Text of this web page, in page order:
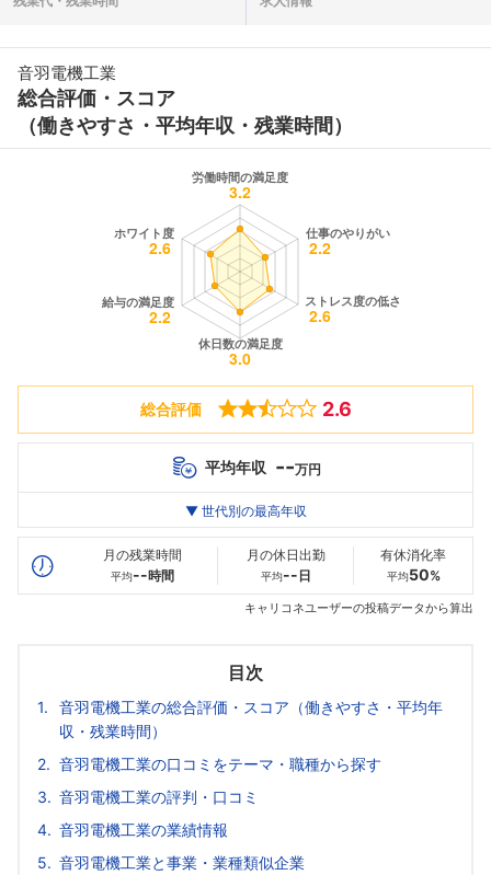
音羽電機工業
総合評価・スコア
（働きやすさ・平均年収・残業時間）
総合評価 2.6
平均年収 --万円
最高年収
20代
--万
30代
--万
--万
▼ 世代別の最高年収
月の残業時間
平均--時間
月の休日出勤
平均-- 日
有休消化率
平均50%
キャリコネユーザーの投稿データから算出
目次
音羽電機工業の総合評価・スコア（働きやすさ・平均年
収・残業時間）
音羽電機工業の口コミをテーマ・職種から探す
音羽電機工業の評判・口コミ
音羽電機工業の業績情報
音羽電機工業と事業・業種類似企業